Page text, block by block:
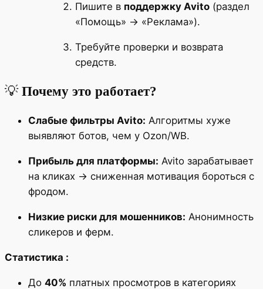
Пишите в поддержку Avito (раздел
«Помощь» → «Реклама»).
Требуйте проверки и возврата
средств.
💡Почему это работает?
Слабые фильтры Avito: Алгоритмы хуже
выявляют ботов, чем у Ozon/WB.
Прибыль для платформы: Avito зарабатывает
на кликах → сниженная мотивация бороться с
фродом.
Низкие риски для мошенников: Анонимность
сликеров и ферм.
Статистика :
До 40% платных просмотров в категориях